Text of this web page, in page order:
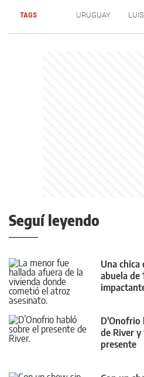
TAGS URUGUAY
Seguí leyendo
Una chica
abuela de
D'Onofrio
de River
presente